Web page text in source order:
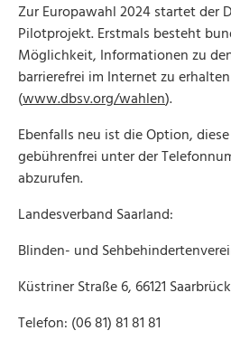
Zur Europawahl 2024 startet der
Pilotprojekt. Erstmals besteht
Möglichkeit, Informationen zu
barrierefrei im Internet zu erhalten
(www.dbsv.org/wahlen).
Ebenfalls neu ist die Option,
gebührenfrei unter der
abzurufen.
Landesverband Saarland:
Blinden- und
Küstriner Straße 6, 66121
Telefon: (06 81) 81 81 81